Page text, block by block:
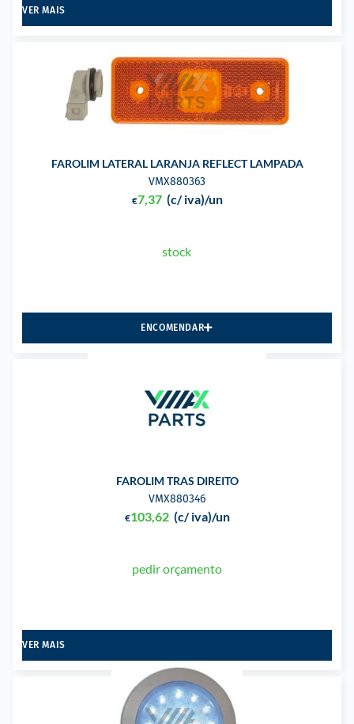
VER MAIS
FAROLIM LATERAL LARANJA REFLECT LAMPADA
VMX880363
€7,37 (c/ iva)/un
stock
ENCOMENDAR
FAROLIM TRAS DIREITO
VMX880346
€103,62 (c/ iva)/un
pedir orçamento
VER MAIS